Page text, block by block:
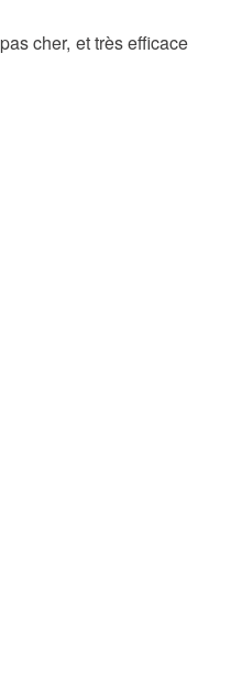
cher, et très efficace